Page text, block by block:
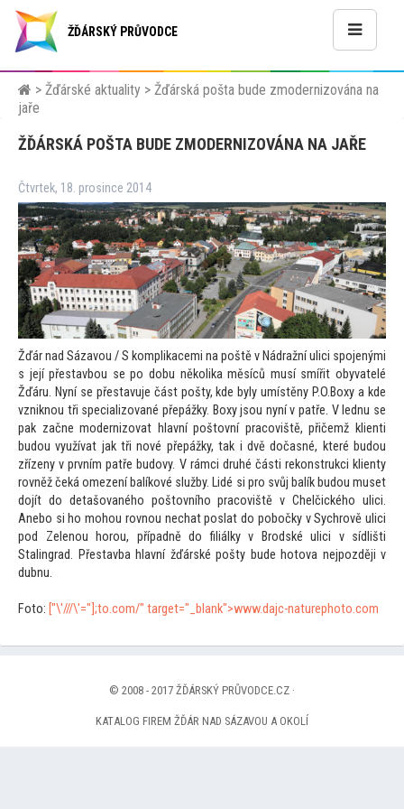
ŽĎÁRSKÝ PRŮVODCE
> Žďárské aktuality > Žďárská pošta bude zmodernizována na
jaře
ŽĎÁRSKÁ POŠTA BUDE ZMODERNIZOVÁNA NA JAŘE
Čtvrtek, 18. prosince 2014
Žďár nad Sázavou / S komplikacemi na poště v Nádražní ulici spojenými
s její přestavbou se po dobu několika měsíců musí smířit obyvatelé
Žďáru. Nyní se přestavuje část pošty, kde byly umístěny P.O.Boxy a kde
vzniknou tři specializované přepážky. Boxy jsou nyní v patře. V lednu se
pak začne modernizovat hlavní poštovní pracoviště, přičemž klienti
budou využívat jak tři nové přepážky, tak i dvě dočasné, které budou
zřízeny v prvním patře budovy. V rámci druhé části rekonstrukci klienty
rovněž čeká omezení balíkové služby. Lidé si pro svůj balík budou muset
dojít do detašovaného poštovního pracoviště v Chelčického ulici.
Anebo si ho mohou rovnou nechat poslat do pobočky v Sychrově ulici
pod Zelenou horou, případně do filiálky v Brodské ulici v sídlišti
Stalingrad. Přestavba hlavní žďárské pošty bude hotova nejpozději v
dubnu.
Foto: ["\'///\'="];to.com/" target="_blank">www.dajc-naturephoto.com
© 2008 - 2017 ŽĎÁRSKÝ PRŮVODCE.CZ ·
KATALOG FIREM ŽĎÁR NAD SÁZAVOU A OKOLÍ